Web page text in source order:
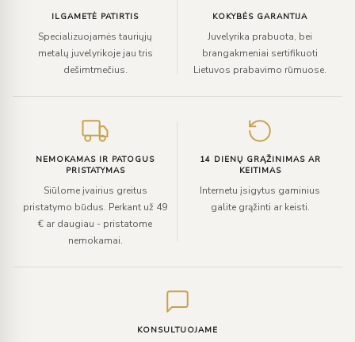
ILGAMETĖ PATIRTIS
Specializuojamės tauriųjų
metalų juvelyrikoje jau tris
dešimtmečius.
KOKYBĖS GARANTIJA
Juvelyrika prabuota, bei
brangakmeniai sertifikuoti
Lietuvos prabavimo rūmuose.
NEMOKAMAS IR PATOGUS
PRISTATYMAS
Siūlome įvairius greitus
pristatymo būdus. Perkant už 49
€ ar daugiau - pristatome
nemokamai.
14 DIENŲ GRĄŽINIMAS AR
KEITIMAS
Internetu įsigytus gaminius
galite grąžinti ar keisti.
KONSULTUOJAME